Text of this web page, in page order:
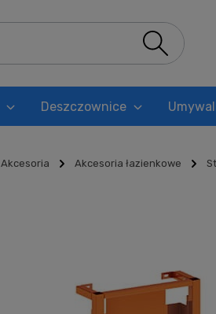
Deszczownice
Akcesoria Akcesoria łazienkowe